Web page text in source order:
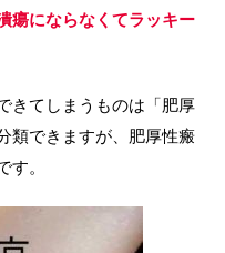
瘍にならなくてラッキー
きてしまうものは「肥厚
類できますが、肥厚性瘢
す。